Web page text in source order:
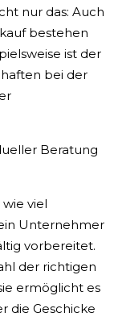
nur das: Auch
bestehen
ist der
bei der
Beratung
viel
Unternehmer
vorbereitet.
der richtigen
ermöglicht es
die Geschicke